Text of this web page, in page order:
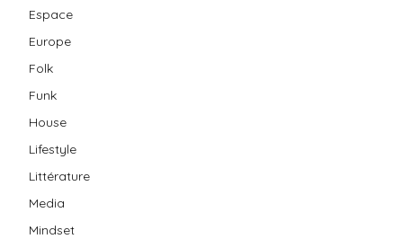
Espace
Europe
Folk
Funk
House
Lifestyle
Littérature
Media
Mindset